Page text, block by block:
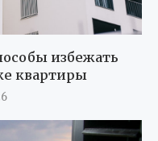
избежать
квартиры